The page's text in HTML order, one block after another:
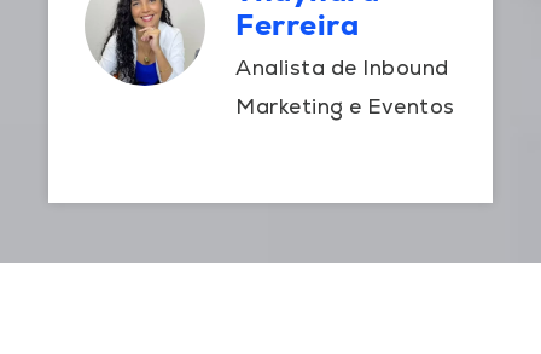
Ferreira
Analista de Inbound
Marketing e Eventos